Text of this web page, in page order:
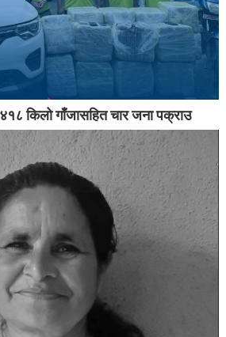
किलो गाँजासहित चार जना पक्राउ